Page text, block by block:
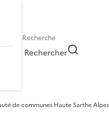
Rechercher
de communes Haute Sarthe Alpes